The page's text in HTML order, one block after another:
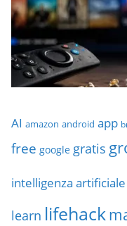
AI amazon android app
free google gratis
intelligenza artificiale
learn lifehack